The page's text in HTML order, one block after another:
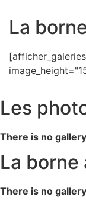
La
Les
There is no
La borne
There is no